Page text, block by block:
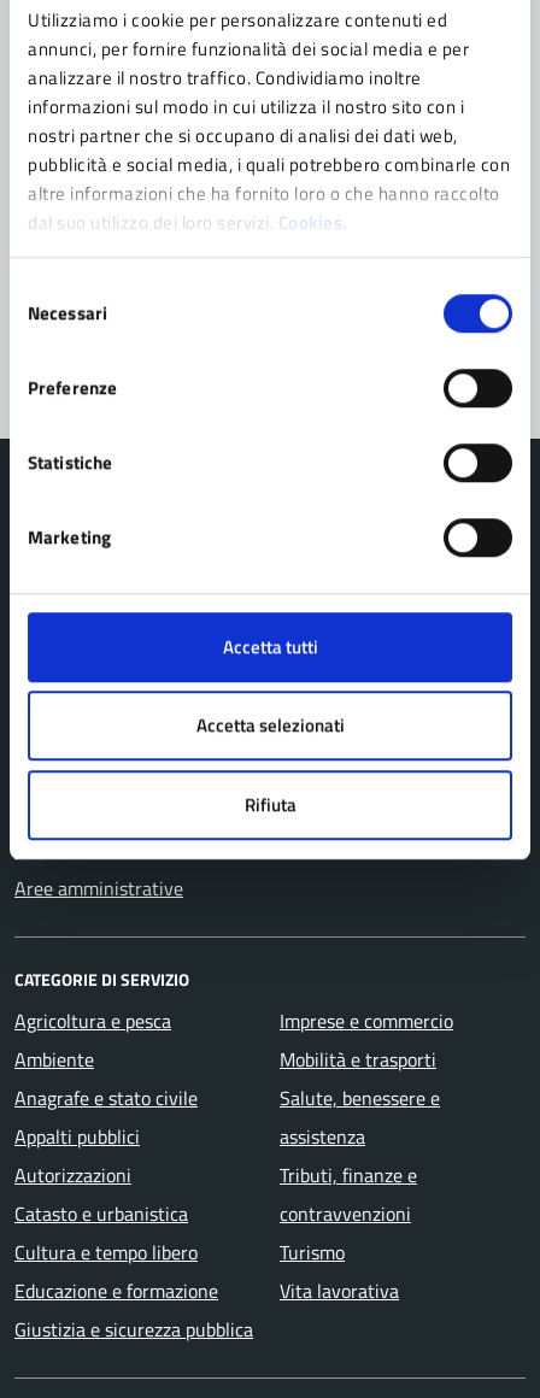
Utilizziamo i cookie per personalizzare contenuti ed
annunci, per fornire funzionalità dei social media e per
analizzare il nostro traffico. Condividiamo inoltre
informazioni sul modo in cui utilizza il nostro sito con i
nostri partner che si occupano di analisi dei dati web,
pubblicità e social media, i quali potrebbero combinarle con
altre informazioni che ha fornito loro o che hanno raccolto
dal suo utilizzo dei loro servizi. Cookies.
delNecessari
Preferenze
Statistiche
Marketing
Accetta tutti
Accetta selezionati
Rifiuta
Contatta il comune
Leggi le domande frequenti
Richiedi assistenza
Prenota appuntamento
Organi di governo
Personale amministrativo
Politici
Uffici
Aree amministrative
CATEGORIE DI SERVIZIO
Agricoltura e pesca
Ambiente
Anagrafe e stato civile
Appalti pubblici
Autorizzazioni
Catasto e urbanistica
Cultura e tempo libero
Educazione e formazione
Giustizia e sicurezza pubblica
Imprese e commercio
Mobilità e trasporti
Salute, benessere e
assistenza
Tributi, finanze e
contravvenzioni
Turismo
Vita lavorativa